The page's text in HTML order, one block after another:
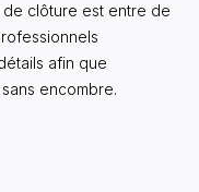
de clôture est entre de
afin que
encombre.